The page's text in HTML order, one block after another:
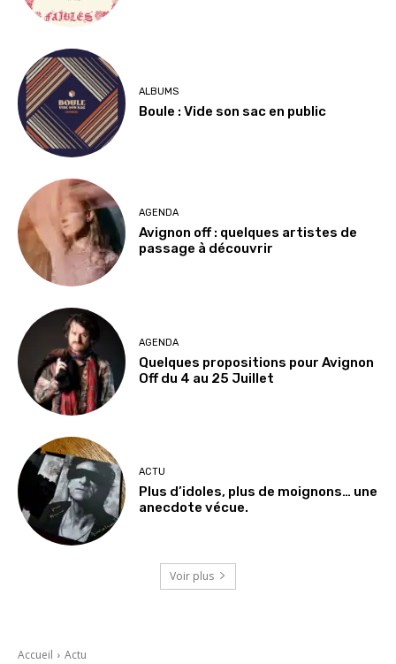
ALBUMS
Boule : Vide son sac en public
AGENDA
Avignon off : quelques artistes de
passage à découvrir
AGENDA
Quelques propositions pour Avignon
Off du 4 au 25 Juillet
ACTU
Plus d’idoles, plus de moignons… une
anecdote vécue.
Voir plus